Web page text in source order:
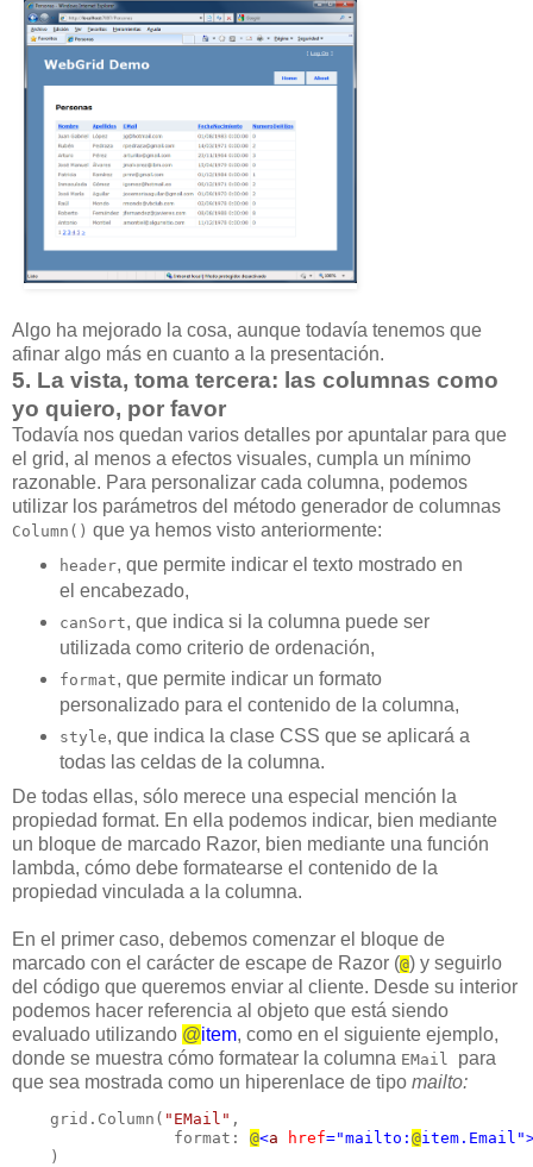
Algo ha mejorado la cosa, aunque todavía tenemos que
afinar algo más en cuanto a la presentación.
5. La vista, toma tercera: las columnas como
yo quiero, por favor
Todavía nos quedan varios detalles por apuntalar para que
el grid, al menos a efectos visuales, cumpla un mínimo
razonable. Para personalizar cada columna, podemos
utilizar los parámetros del método generador de columnas
Column() que ya hemos visto anteriormente:
header, que permite indicar el texto mostrado en
el encabezado,
canSort, que indica si la columna puede ser
utilizada como criterio de ordenación,
format, que permite indicar un formato
personalizado para el contenido de la columna,
style, que indica la clase CSS que se aplicará a
todas las celdas de la columna.
De todas ellas, sólo merece una especial mención la
propiedad format. En ella podemos indicar, bien mediante
un bloque de marcado Razor, bien mediante una función
lambda, cómo debe formatearse el contenido de la
propiedad vinculada a la columna.
En el primer caso, debemos comenzar el bloque de
marcado con el carácter de escape de Razor (@) y seguirlo
del código que queremos enviar al cliente. Desde su interior
podemos hacer referencia al objeto que está siendo
evaluado utilizando @item, como en el siguiente ejemplo,
donde se muestra cómo formatear la columna EMail para
que sea mostrada como un hiperenlace de tipo mailto:
grid.Column( "EMail" ,
format: @<a href="mailto: @
)